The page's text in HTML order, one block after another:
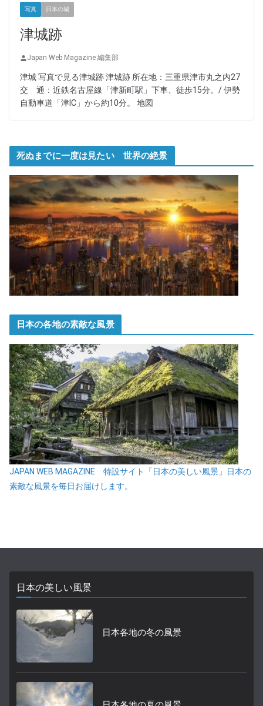
写真 日本の城
津城跡
Japan Web Magazine 編集部
津城 写真で見る津城跡 津城跡 所在地：三重県津市丸之内27
交 通：近鉄名古屋線「津新町駅」下車、徒歩15分。/ 伊勢
自動車道「津IC」から約10分。 地図
死ぬまでに一度は見たい 世界の絶景
日本の各地の素敵な風景
JAPAN WEB MAGAZINE 特設サイト「日本の美しい風景」日本の
素敵な風景を毎日お届けします。
日本の美しい風景
日本各地の冬の風景